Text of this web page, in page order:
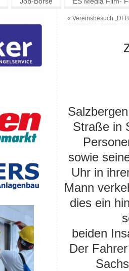
« Vereinsbesuch
Straße in
sowie
Uhr in
Mann
dies ein
beiden
Der